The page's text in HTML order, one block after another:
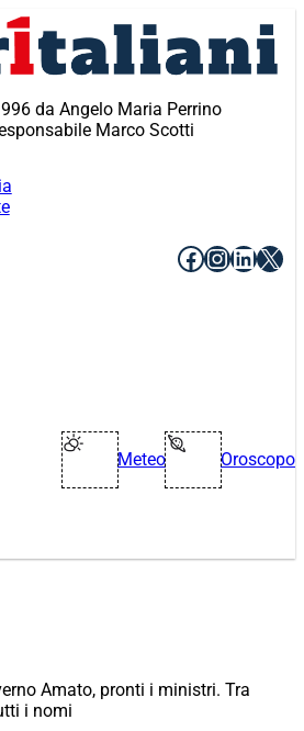
da Angelo Maria Perrino
Marco Scotti
Facebook
X
Meteo Oroscopo
Amato, pronti i ministri. Tra
i nomi